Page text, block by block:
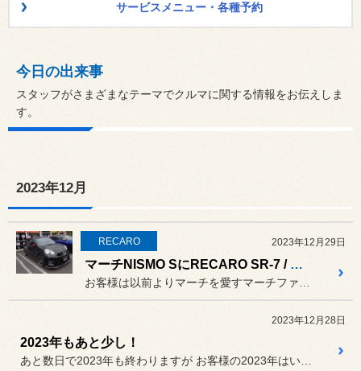
サービスメニュー・各種予約
今日の出来事
スタッフがさまざまなテーマでクルマに関する情報をお伝えしま
す。
2023年12月
RECARO 2023年12月29日
マーチNISMO SにRECARO SR-7 / SR-7F GU100
2023年12月28日
2023年もあと少し！